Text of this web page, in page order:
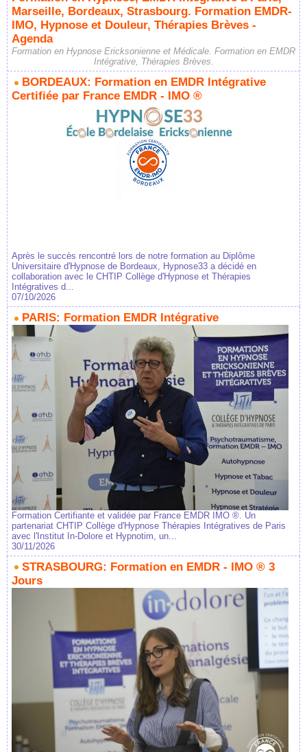
Marseille, Bordeaux, Strasbourg. Formation EMDR-
IMO, Hypnose et Douleur, Thérapies Brèves -
Agenda
Formation en Hypnose Ericksonienne et Médicale. Formation en EMDR
Intégrative, Thérapies Brèves.
BORDEAUX: Formation en EMDR Intégrative
Certifiée par France EMDR - IMO ®
Après le succès rencontré lors de notre formation au Diplôme
Universitaire d'Hypnose de Bordeaux, Hypnose33 a décidé en
collaboration avec le CHTIP Collège d'Hypnose et Thérapies
Intégratives d...
07/10/2026
PARIS: Formation EMDR Intégrative
Formation Certifiante et validée par France EMDR IMO ®. Un
partenariat CHTIP Collège d'Hypnose Thérapies Intégratives de Paris
avec l'Institut In-Dolore et Hypnotim, un...
30/11/2026
STRASBOURG: Formation en EMDR - IMO ® 3
Jours